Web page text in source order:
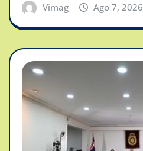
Vimag Ago 7, 2026